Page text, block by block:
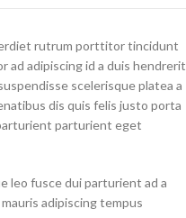
rutrum porttitor tincidunt
adipiscing id a duis hendrerit
scelerisque platea a
dis quis felis justo porta
parturient eget
leo fusce dui parturient ad a
adipiscing tempus